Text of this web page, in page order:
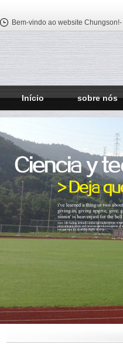
Bem-vindo ao website Chungson!-
Início sobre nós